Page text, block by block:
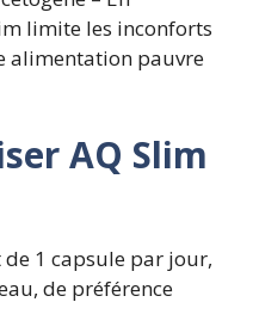
limite les inconforts
alimentation pauvre
AQ Slim
de 1 capsule par jour,
de préférence